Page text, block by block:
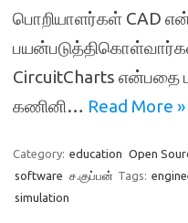
பொறியாளர்கள் CAD
CircuitCharts
கணினி… Read More »
Category: education Open
software ச.குப்பன் Tags:
simulation